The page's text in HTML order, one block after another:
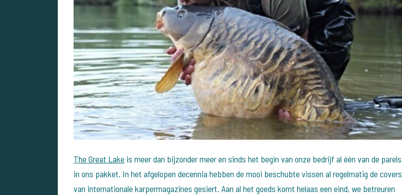
The Great Lake is meer dan bijzonder meer en sinds het begin van onze bedrijf al één van de parels
in ons pakket. In het afgelopen decennia hebben de mooi beschubte vissen al regelmatig de covers
van internationale karpermagazines gesiert. Aan al het goeds komt helaas een eind, we betreuren